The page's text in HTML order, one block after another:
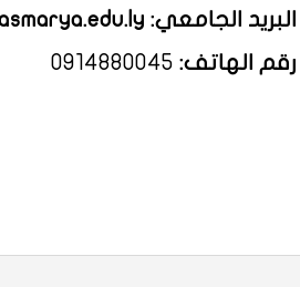
البريد الجامعي:
رقم الهاتف: